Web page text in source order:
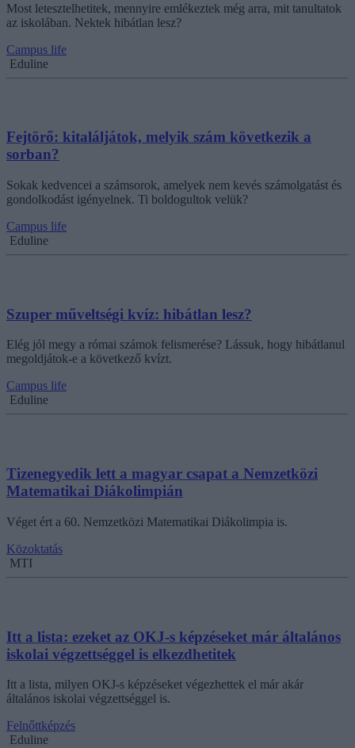
Most letesztelhetitek, mennyire emlékeztek még arra, mit tanultatok
az iskolában. Nektek hibátlan lesz?
Campus life
Eduline
Fejtörő: kitaláljátok, melyik szám következik a
sorban?
Sokak kedvencei a számsorok, amelyek nem kevés számolgatást és
gondolkodást igényelnek. Ti boldogultok velük?
Campus life
Eduline
Szuper műveltségi kvíz: hibátlan lesz?
Elég jól megy a római számok felismerése? Lássuk, hogy hibátlanul
megoldjátok-e a következő kvízt.
Campus life
Eduline
Tizenegyedik lett a magyar csapat a Nemzetközi
Matematikai Diákolimpián
Véget ért a 60. Nemzetközi Matematikai Diákolimpia is.
Közoktatás
MTI
Itt a lista: ezeket az OKJ-s képzéseket már általános
iskolai végzettséggel is elkezdhetitek
Itt a lista, milyen OKJ-s képzéseket végezhettek el már akár
általános iskolai végzettséggel is.
Felnőttképzés
Eduline